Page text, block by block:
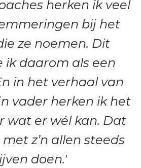
herken ik veel
bij het
ze noemen. Dit
ik daarom als een
in het verhaal van
vader herken ik het
wat er wél kan. Dat
z’n allen steeds
doen.'